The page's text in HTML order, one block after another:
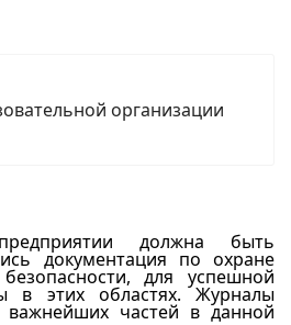
организации
должна быть
документация по охране
для успешной
в этих областях. Журналы
важнейших частей в данной